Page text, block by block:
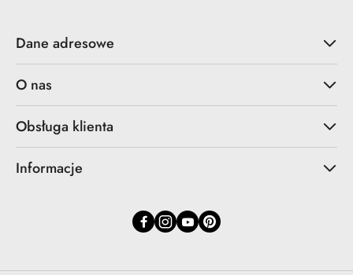
Dane adresowe
O nas
Obsługa klienta
Informacje